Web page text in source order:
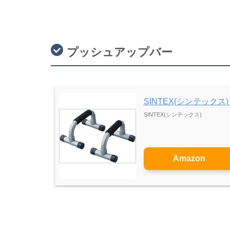
プッシュアップバー
SINTEX(シンテックス
SINTEX(シンテックス)
Amazon